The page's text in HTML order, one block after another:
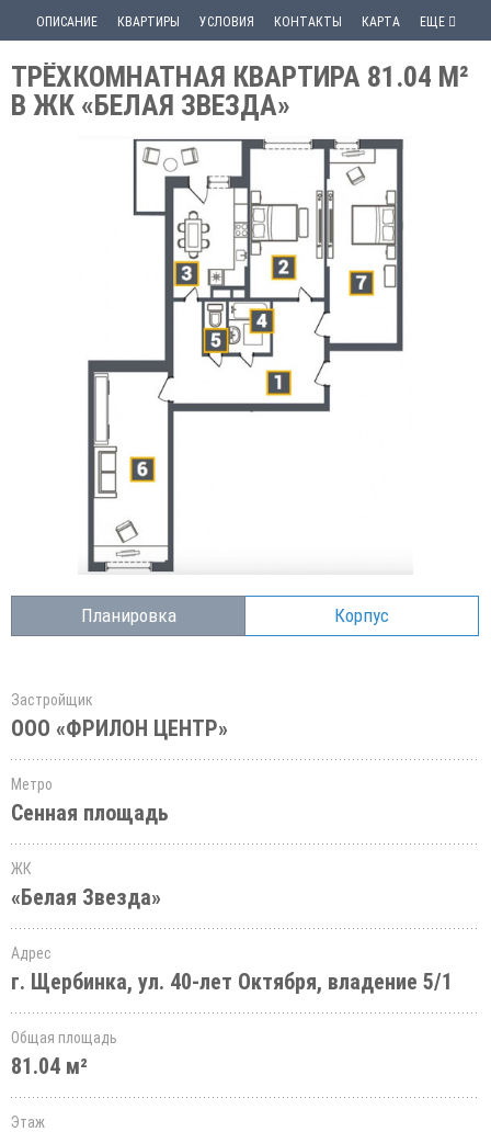
ОПИСАНИЕ КВАРТИРЫ УСЛОВИЯ КОНТАКТЫ КАРТА ЕЩЕ
ТРЁХКОМНАТНАЯ КВАРТИРА 81.04 М²
В ЖК «БЕЛАЯ ЗВЕЗДА»
Планировка Корпус
Застройщик
ООО «ФРИЛОН ЦЕНТР»
Метро
Сенная площадь
ЖК
«Белая Звезда»
Адрес
г. Щербинка, ул. 40-лет Октября, владение 5/1
Общая площадь
81.04 м²
Этаж